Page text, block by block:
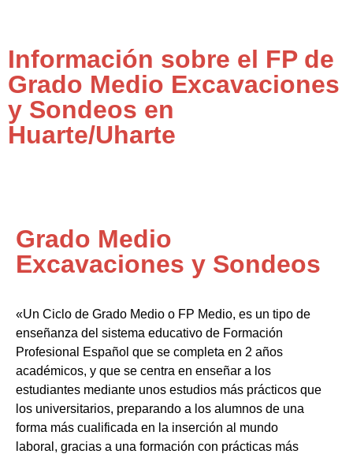
Información sobre el FP de
Grado Medio Excavaciones
y Sondeos en
Huarte/Uharte
Grado Medio
Excavaciones y Sondeos
«Un Ciclo de Grado Medio o FP Medio, es un tipo de
enseñanza del sistema educativo de Formación
Profesional Español que se completa en 2 años
académicos, y que se centra en enseñar a los
estudiantes mediante unos estudios más prácticos que
los universitarios, preparando a los alumnos de una
forma más cualificada en la inserción al mundo
laboral, gracias a una formación con prácticas más